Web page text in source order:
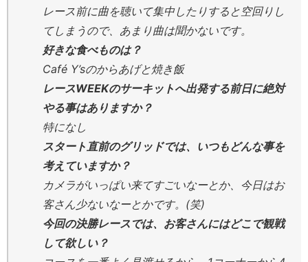
レース前に曲を聴いて集中したりすると空回りし
てしまうので、あまり曲は聞かないです。
好きな食べものは？
Café Y’sのからあげと焼き飯
レースWEEKのサーキットへ出発する前日に絶対
やる事はありますか？
特になし
スタート直前のグリッドでは、いつもどんな事を
考えていますか？
カメラがいっぱい来てすごいなーとか、今日はお
客さん少ないなーとかです。(笑)
今回の決勝レースでは、お客さんにはどこで観戦
して欲しい？